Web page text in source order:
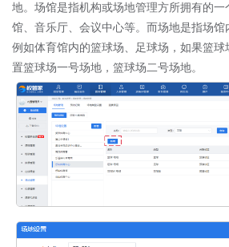
地。场馆是指机构或场地管理方所拥有的
馆、音乐厅、会议中心等。而场地是指场馆
例如体育馆内的篮球场、足球场，如果篮
置篮球场一号场地，篮球场二号场地。